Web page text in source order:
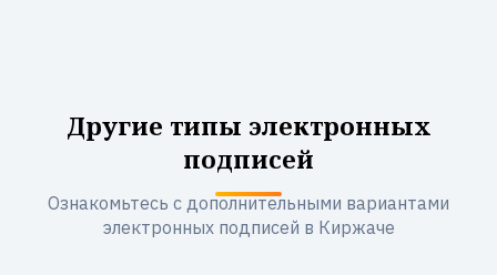
Другие типы электронных
подписей
Ознакомьтесь с дополнительными вариантами
электронных подписей в Киржаче